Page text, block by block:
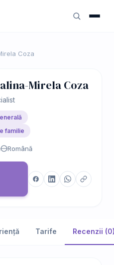
Coza
Mirela Coza
familie
Română
Tarife Recenzii